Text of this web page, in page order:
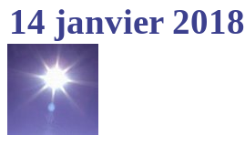
14 janvier 2018